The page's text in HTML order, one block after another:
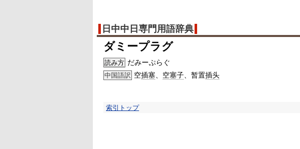
日中中日専門用語辞典
ダミープラグ
読み方 だみーぷらぐ
中国語訳 空插塞 空塞子 、暂置插头
索引トップ